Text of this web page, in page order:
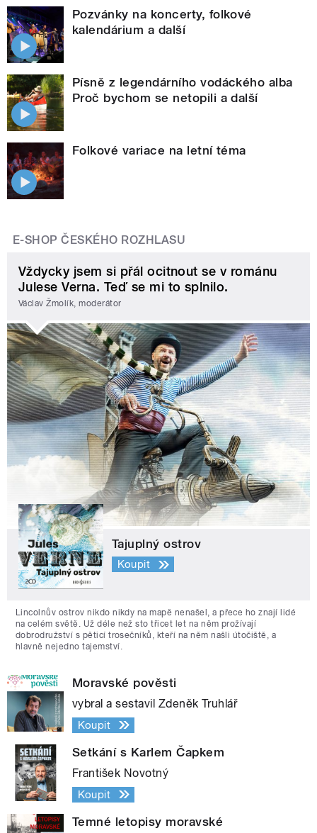
Pozvánky na koncerty, folkové
kalendárium a další
Písně z legendárního vodáckého alba
Proč bychom se netopili a další
Folkové variace na letní téma
E-SHOP ČESKÉHO ROZHLASU
Vždycky jsem si přál ocitnout se v románu
Julese Verna. Teď se mi to splnilo.
Václav Žmolík, moderátor
Tajuplný ostrov
Koupit
Lincolnův ostrov nikdo nikdy na mapě nenašel, a přece ho znají lidé
na celém světě. Už déle než sto třicet let na něm prožívají
dobrodružství s pěticí trosečníků, kteří na něm našli útočiště, a
hlavně nejedno tajemství.
Moravské pověsti
vybral a sestavil Zdeněk Truhlář
Koupit
Setkání s Karlem Čapkem
František Novotný
Koupit
Temné letopisy moravské